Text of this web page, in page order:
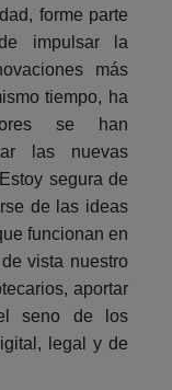
forme parte
impulsar la
más
tiempo, ha
se han
las nuevas
segura de
de las ideas
funcionan en
vista nuestro
aportar
seno de los
legal y de